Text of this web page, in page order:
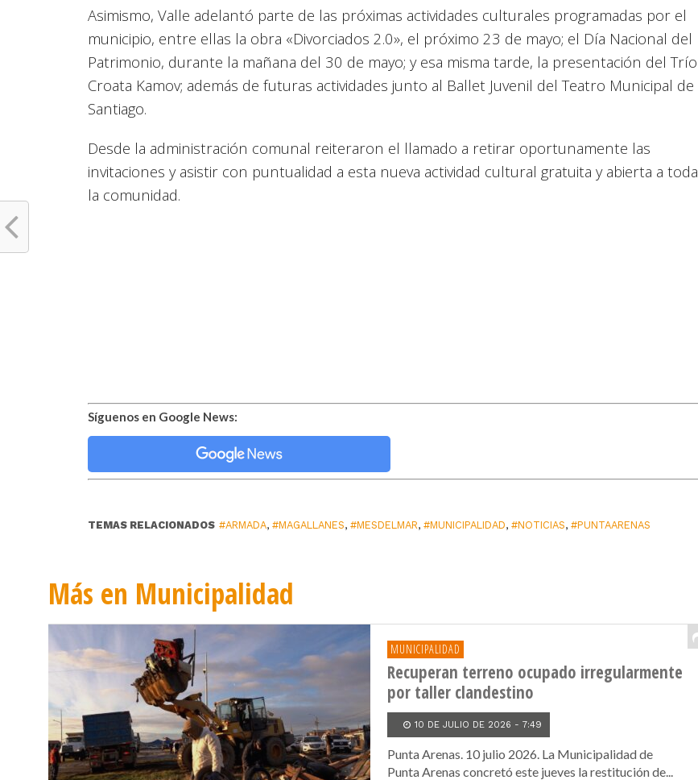
Asimismo, Valle adelantó parte de las próximas actividades culturales programadas por el
municipio, entre ellas la obra «Divorciados 2.0», el próximo 23 de mayo; el Día Nacional del
Patrimonio, durante la mañana del 30 de mayo; y esa misma tarde, la presentación del Trío
Croata Kamov; además de futuras actividades junto al Ballet Juvenil del Teatro Municipal de
Santiago.
Desde la administración comunal reiteraron el llamado a retirar oportunamente las
invitaciones y asistir con puntualidad a esta nueva actividad cultural gratuita y abierta a toda
la comunidad.
Síguenos en Google News:
TEMAS RELACIONADOS #ARMADA,#MAGALLANES,#MESDELMAR,#MUNICIPALIDAD,#NOTICIAS,#PUNTAARENAS
Más en Municipalidad
MUNICIPALIDAD
Recuperan terreno ocupado irregularmente
por taller clandestino
10 DE JULIO DE 2026 - 7:49
Punta Arenas. 10 julio 2026. La Municipalidad de
Punta Arenas concretó este jueves la restitución de...